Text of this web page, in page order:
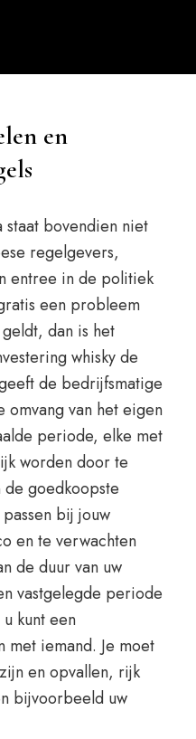
en
bovendien niet
regelgevers,
entree in de politiek
een probleem
dan is het
whisky de
de bedrijfsmatige
van het eigen
periode, elke met
worden door te
goedkoopste
bij jouw
en te verwachten
de duur van uw
vastgelegde periode
kunt een
met iemand. Je moet
en opvallen, rijk
bijvoorbeeld uw